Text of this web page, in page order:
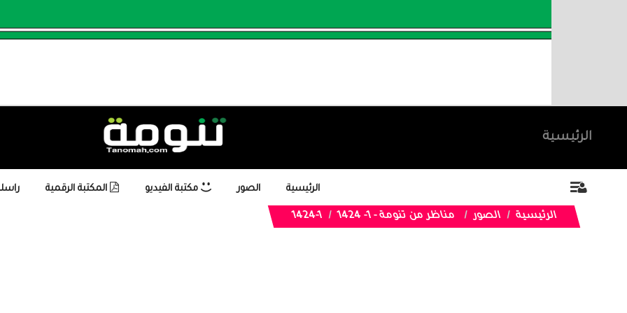
الرئيسية
الرئيسية الصور مكتبة الفيديو المكتبة الرقمية
الرئيسية الصور مناظر من تنومة - 1- 1424 1424-1